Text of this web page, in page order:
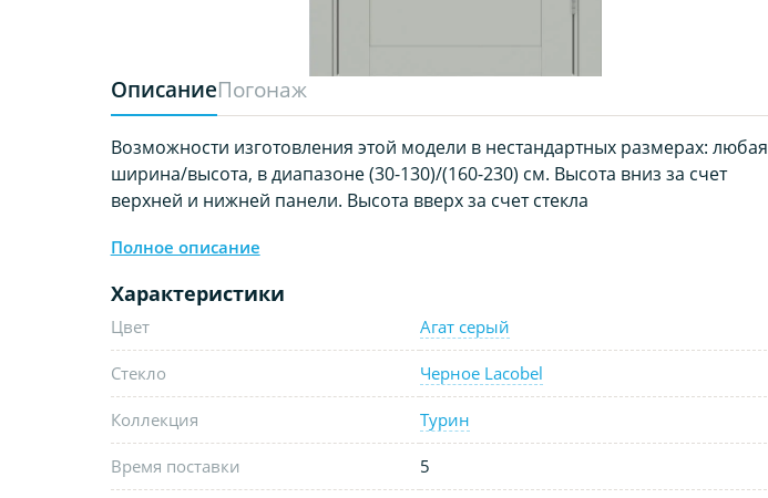
ОписаниеПогонаж
Возможности изготовления этой модели в нестандартных размерах: любая
ширина/высота, в диапазоне (30-130)/(160-230) см. Высота вниз за счет
верхней и нижней панели. Высота вверх за счет стекла
Полное описание
Характеристики
Цвет Агат серый
Стекло Черное Lacobel
Коллекция Турин
Время поставки 5